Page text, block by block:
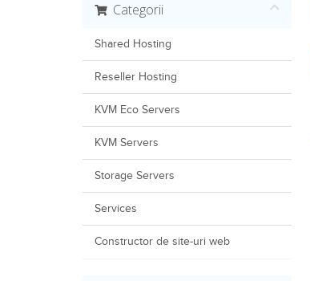
Categorii
Shared Hosting
Reseller Hosting
KVM Eco Servers
KVM Servers
Storage Servers
Services
Constructor de site-uri web